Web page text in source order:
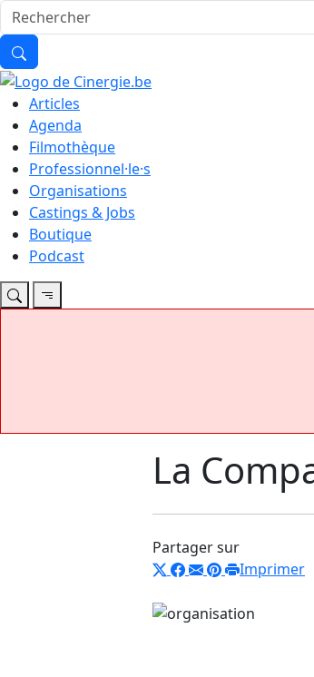
Articles
Agenda
Filmothèque
Professionnel·le·s
Organisations
Castings & Jobs
Boutique
Podcast
La
Partager sur
Imprimer